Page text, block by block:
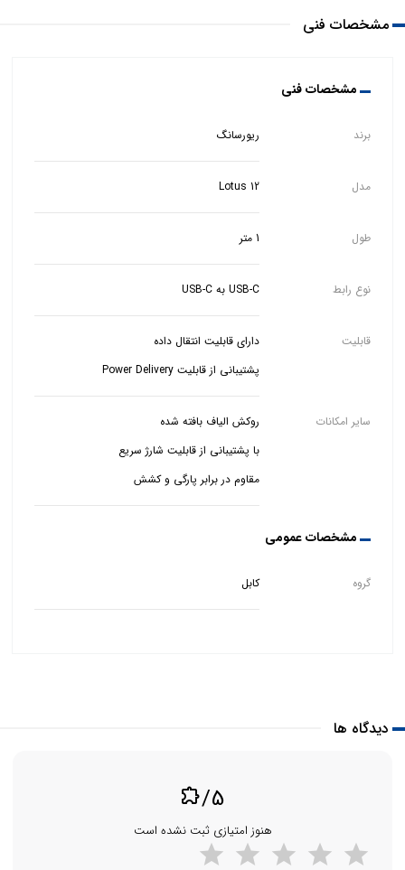
مشخصات فنی
مشخصات فنی
برند ریورسانگ
مدل Lotus 12
طول 1 متر
نوع رابط USB-C به USB-C
قابلیت
پشتیبانی از قابلیت Power Delivery
سایر امکانات
مقاوم در برابر پارگی و کشش
مشخصات عمومی
گروه کابل
دیدگاه ها
extension/5
هنوز امتیازی ثبت نشده است